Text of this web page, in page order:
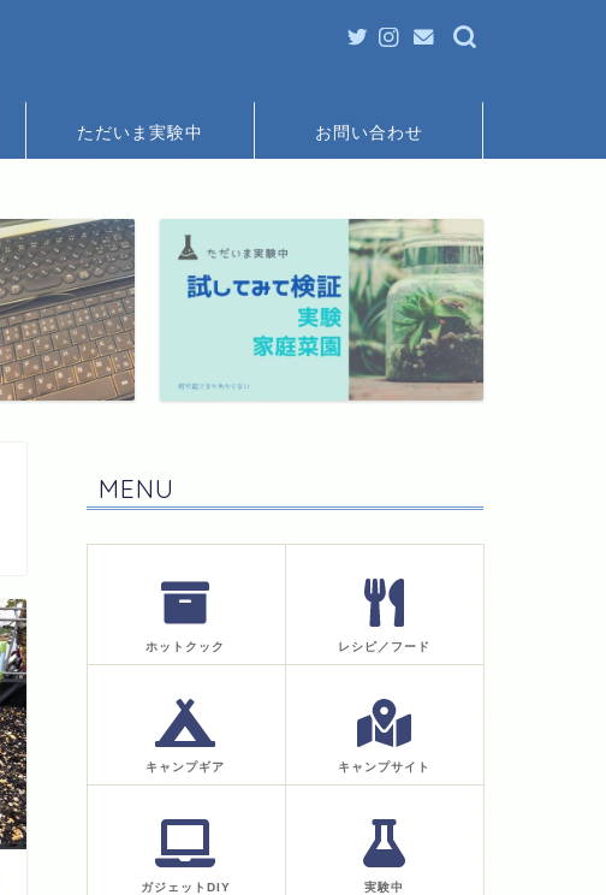
ただいま実験中 お問い合わせ
MENU
ホットクック レシピ／フード
キャンプギア キャンプサイト
ガジェットDIY 実験中